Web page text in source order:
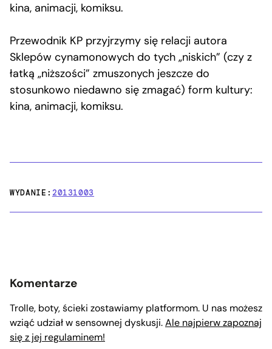
kina, animacji, komiksu.
Przewodnik KP przyjrzymy się relacji autora
Sklepów cynamonowych do tych „niskich” (czy z
łatką „niższości” zmuszonych jeszcze do
stosunkowo niedawno się zmagać) form kultury:
kina, animacji, komiksu.
WYDANIE:20131003
Komentarze
Trolle, boty, ścieki zostawiamy platformom. U nas możesz
wziąć udział w sensownej dyskusji.Ale najpierw zapoznaj
się z jej regulaminem!